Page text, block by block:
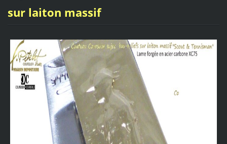
sur laiton massif